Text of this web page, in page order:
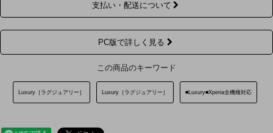
支払い・配送について
PC版で詳しく見る
この商品のキーワード
Luxury［ラグジュアリー］ Luxury［ラグジュアリー］ ■Luxury■Xperia全機種対応